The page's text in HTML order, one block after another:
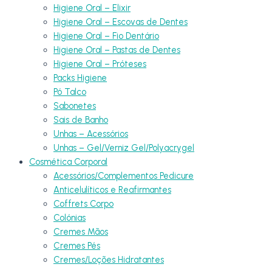
Higiene Oral – Elixir
Higiene Oral – Escovas de Dentes
Higiene Oral – Fio Dentário
Higiene Oral – Pastas de Dentes
Higiene Oral – Próteses
Packs Higiene
Pó Talco
Sabonetes
Sais de Banho
Unhas – Acessórios
Unhas – Gel/Verniz Gel/Polyacrygel
Cosmética Corporal
Acessórios/Complementos Pedicure
Anticelulíticos e Reafirmantes
Coffrets Corpo
Colónias
Cremes Mãos
Cremes Pés
Cremes/Loções Hidratantes